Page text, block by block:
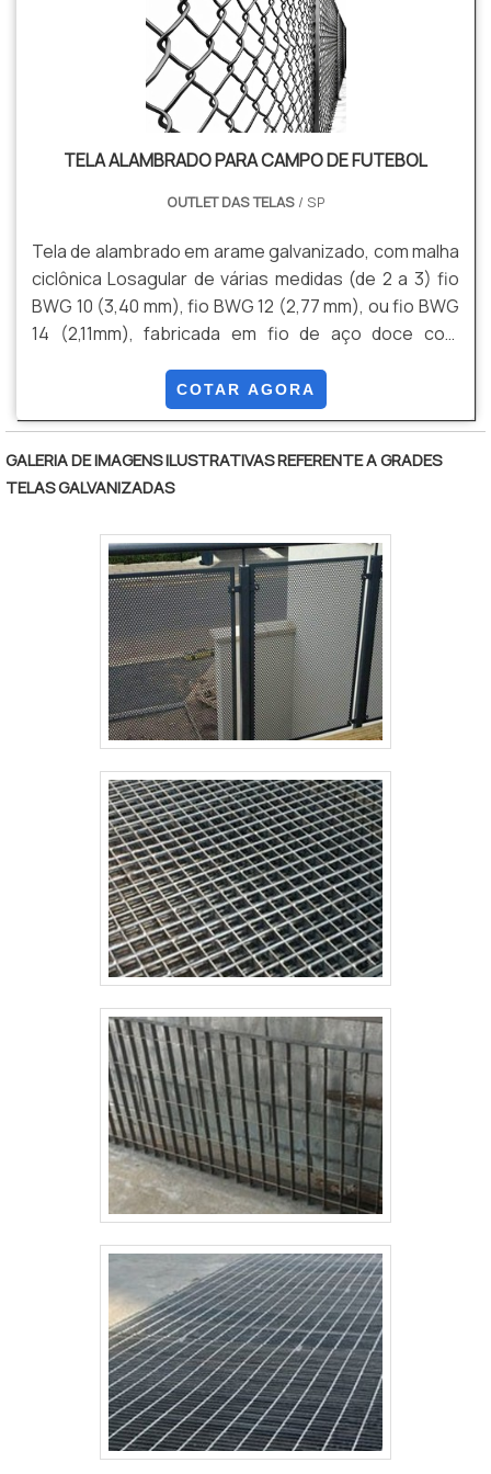
TELA ALAMBRADO PARA CAMPO DE FUTEBOL
OUTLET DAS TELAS/ SP
Tela de alambrado em arame galvanizado, com malha
ciclônica Losagular de várias medidas (de 2 a 3) fio
BWG 10 (3,40 mm), fio BWG 12 (2,77 mm), ou fio BWG
14 (2,11mm), fabricada em fio de aço doce com
acordo com a NBR 5589, galvanizado por imersão em
banho de zinco antes de tecer a malha, com uma
NBR 6331, com acabamento lateral de pontas
dobradas.
COTAR AGORA
GALERIA DE IMAGENS ILUSTRATIVAS REFERENTE A GRADES
TELAS GALVANIZADAS